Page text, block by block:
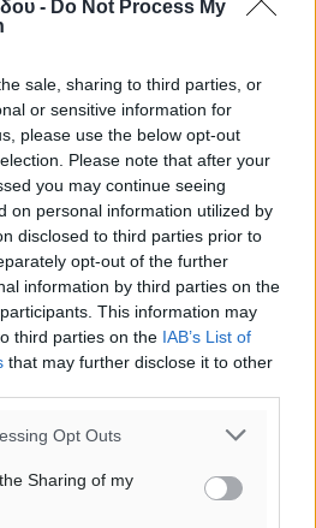
- Do Not Process My
sale, sharing to third parties, or
or sensitive information for
please use the below opt-out
Please note that after your
you may continue seeing
on personal information utilized by
disclosed to third parties prior to
opt-out of the further
information by third parties on the
This information may
third parties on the IAB’s List of
that may further disclose it to other
Opt Outs
Sharing of my